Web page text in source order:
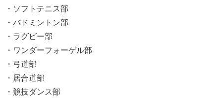
・ソフトテニス部
・バドミントン部
・ラグビー部
・ワンダーフォーゲル部
・弓道部
・居合道部
・競技ダンス部